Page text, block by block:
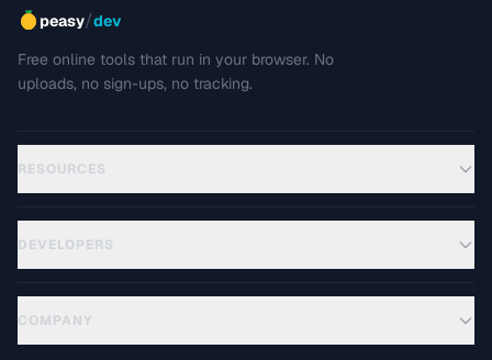
peasy/dev
Free online tools that run in your browser. No
uploads, no sign-ups, no tracking.
RESOURCES
DEVELOPERS
COMPANY